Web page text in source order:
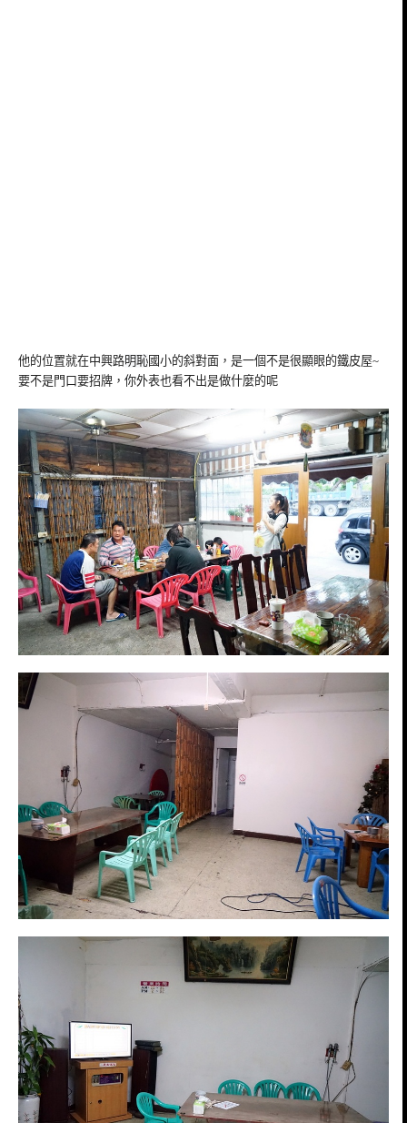
他的位置就在中興路明恥國小的斜對面，是一個不是很顯眼的鐵皮屋~
要不是門口要招牌，你外表也看不出是做什麼的呢